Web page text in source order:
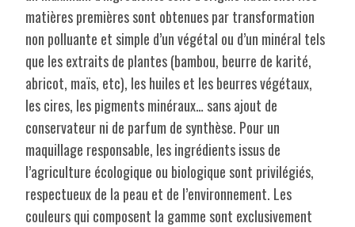
matières premières sont obtenues par transformation
non polluante et simple d’un végétal ou d’un minéral tels
que les extraits de plantes (bambou, beurre de karité,
abricot, maïs, etc), les huiles et les beurres végétaux,
les cires, les pigments minéraux… sans ajout de
conservateur ni de parfum de synthèse. Pour un
maquillage responsable, les ingrédients issus de
l’agriculture écologique ou biologique sont privilégiés,
respectueux de la peau et de l’environnement. Les
couleurs qui composent la gamme sont exclusivement